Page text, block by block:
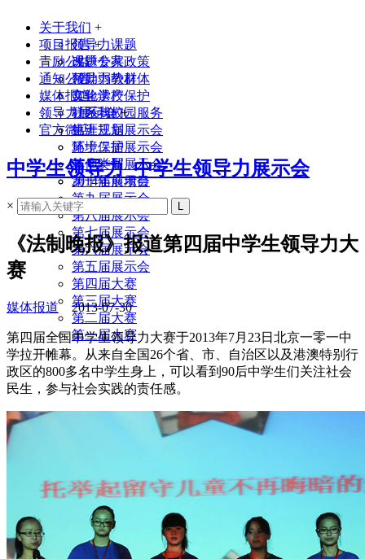
关于我们 +
领导力课题
课题专家
领导力教材
实验学校
联系我们
项目报告 +
改进公共政策
帮助弱势群体
文化遗产保护
社区与校园服务
生涯规划
环境保护
其他类型
2014年前项目
青励公益
通知公告
媒体报道
领导力展示会 +
第十三届展示会
第十二届展示会
第十一届展示会
第十届展示会
第九届展示会
第八届展示会
第七届展示会
第六届展示会
第五届展示会
第四届大赛
第三届大赛
第二届大赛
第一届大赛
官方微店
中学生领导力_中学生领导力展示会
×
《法制晚报》报道第四届中学生领导力大
赛
媒体报道2013-07-30
第四届全国中学生领导力大赛于2013年7月23日北京一零一中
学拉开帷幕。从来自全国26个省、市、自治区以及港澳特别行
政区的800多名中学生身上，可以看到90后中学生们关注社会
民生，参与社会实践的责任感。